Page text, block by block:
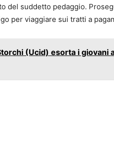
del suddetto pedaggio.
per viaggiare sui tratti a
(Ucid) esorta i giovani